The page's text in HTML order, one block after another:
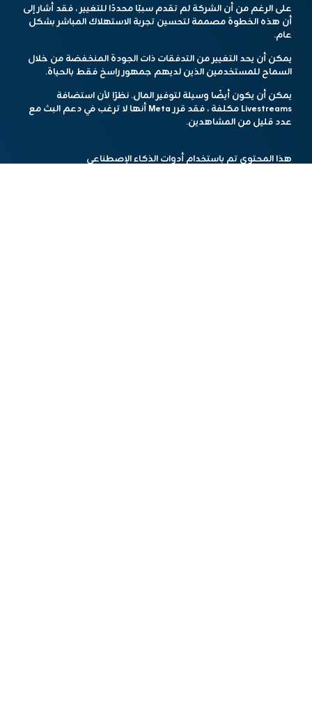
على الرغم من أن الشركة لم تقدم سببًا محددًا للتغيير ، فقد أشار إلى
أن هذه الخطوة مصممة لتحسين تجربة الاستهلاك المباشر بشكل
عام.
يمكن أن يحد التغيير من التدفقات ذات الجودة المنخفضة من خلال
السماح للمستخدمين الذين لديهم جمهور راسخ فقط بالحياة.
يمكن أن يكون أيضًا وسيلة لتوفير المال. نظرًا لأن استضافة
Livestreams مكلفة ، فقد قرر Meta أنها لا ترغب في دعم البث مع
عدد قليل من المشاهدين.
هذا المحتوي تم باستخدام أدوات الذكاء الإصطناعي